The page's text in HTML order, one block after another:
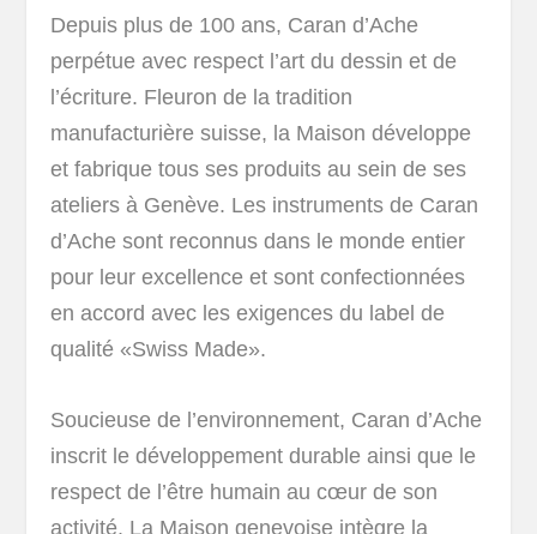
Depuis plus de 100 ans, Caran d’Ache
perpétue avec respect l’art du dessin et de
l’écriture. Fleuron de la tradition
manufacturière suisse, la Maison développe
et fabrique tous ses produits au sein de ses
ateliers à Genève. Les instruments de Caran
d’Ache sont reconnus dans le monde entier
pour leur excellence et sont confectionnées
en accord avec les exigences du label de
qualité «Swiss Made».
Soucieuse de l’environnement, Caran d’Ache
inscrit le développement durable ainsi que le
respect de l’être humain au cœur de son
activité. La Maison genevoise intègre la